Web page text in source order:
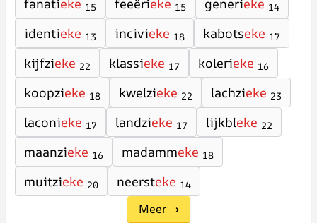
fanatieke 15 feeërieke 15 generieke 14
identieke 13 incivieke 18 kabotseke 17
kijfzieke 22 klassieke 17 kolerieke 16
koopzieke 18 kwelzieke 22 lachzieke 23
laconieke 17 landzieke 17 lijkbleke 22
maanzieke 16 madammeke 18
muitzieke 20 neersteke 14
Meer →